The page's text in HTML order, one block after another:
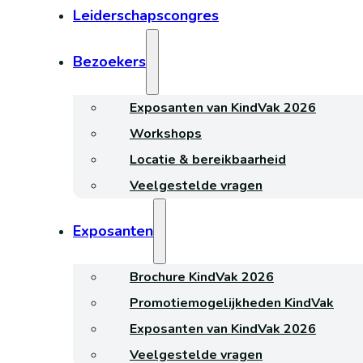
Leiderschapscongres
Bezoekers
Exposanten van KindVak 2026
Workshops
Locatie & bereikbaarheid
Veelgestelde vragen
Exposanten
Brochure KindVak 2026
Promotiemogelijkheden KindVak
Exposanten van KindVak 2026
Veelgestelde vragen